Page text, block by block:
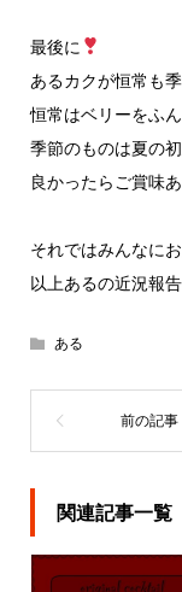
最後に
あるカクが恒常も
恒常はベリーをふ
季節のものは夏の
良かったらご賞味
それではみんなに
以上あるの近況報
ある
関連記事一覧